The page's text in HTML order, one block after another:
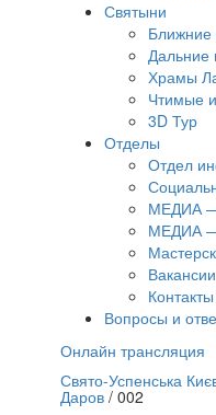
Святыни
Храмы
Чтимые
3D Тур
Отделы
Отдел
МЕДИА —
МЕДИА —
Вакансии
Контакты
Вопросы и
Онлайн трансляция
12 сентября
Свято-Успенська
Даров/ 002